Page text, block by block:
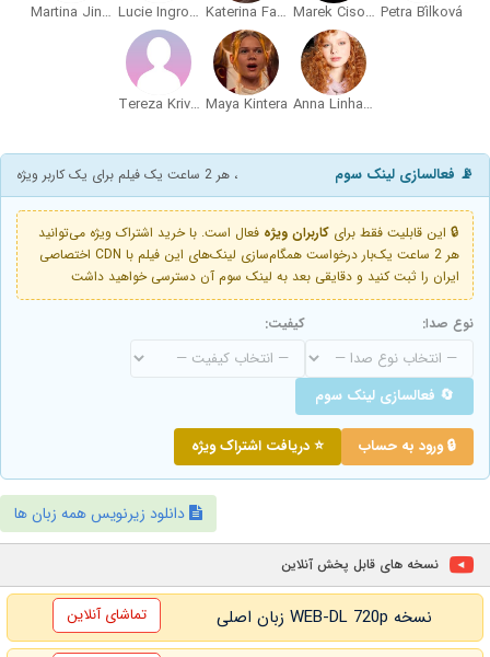
Petra Bílková
Marek Cisovský
Katerina Falbrová
Lucie Ingrová
Martina Jindrová
Anna Linhartová
Maya Kintera
Tereza Krivankova
📡 فعالسازی لینک سوم ، هر 2 ساعت یک فیلم برای یک کاربر ویژه
🔒 این قابلیت فقط برای کاربران ویژه فعال است. با خرید اشتراک ویژه می‌توانید
هر 2 ساعت یک‌بار درخواست همگام‌سازی لینک‌های این فیلم با CDN اختصاصی
ایران را ثبت کنید و دقایقی بعد به لینک سوم آن دسترسی خواهید داشت
نوع صدا: کیفیت:
🔄 فعالسازی لینک سوم
🔒 ورود به حساب ⭐ دریافت اشتراک ویژه
دانلود زیرنویس همه زبان ها
نسخه های قابل پخش آنلاین
نسخه WEB-DL 720p زبان اصلی تماشای آنلاین